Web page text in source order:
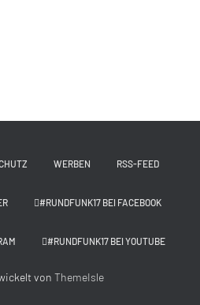
WERBEN RSS-FEED
#RUNDFUNK17 BEI FACEBOOK
#RUNDFUNK17 BEI YOUTUBE
von ThemeIsle